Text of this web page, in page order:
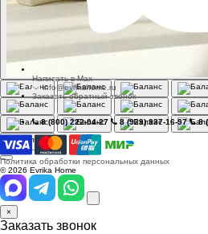
Написать в Max
info@evrikahome.ru
Заказать обратный звонок
8 (800) 222-04-27 8 (929) 937-16-97 8
Политика обработки персональных данных
© 2026 Evrika Home
×
Заказать звонок